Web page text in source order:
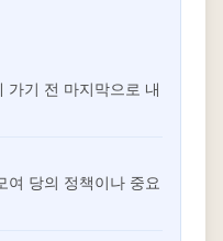
가기 전 마지막으로 내
여 당의 정책이나 중요